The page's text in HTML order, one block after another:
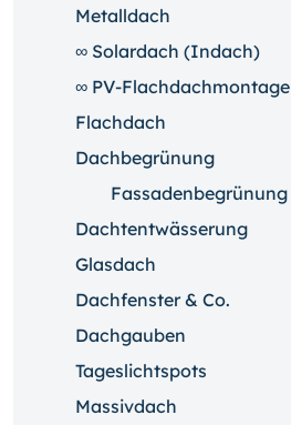
Metalldach
∞ Solardach (Indach)
∞ PV-Flachdachmontage
Flachdach
Dachbegrünung
Fassadenbegrünung
Dachtentwässerung
Glasdach
Dachfenster & Co.
Dachgauben
Tageslichtspots
Massivdach